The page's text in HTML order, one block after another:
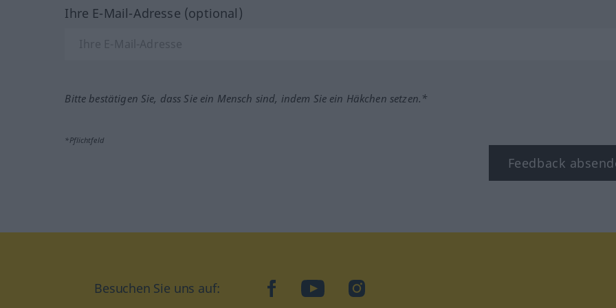
Ihre E-Mail-Adresse (optional)
Bitte bestätigen Sie, dass Sie ein Mensch sind, indem Sie ein Häkchen setzen.*
*Pflichtfeld
Feedback
Besuchen Sie uns auf: facebookYouTubeInstagram